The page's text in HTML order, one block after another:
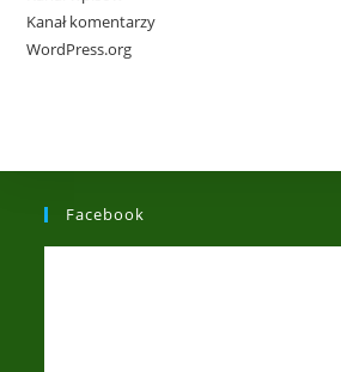
Kanał komentarzy
WordPress.org
Facebook